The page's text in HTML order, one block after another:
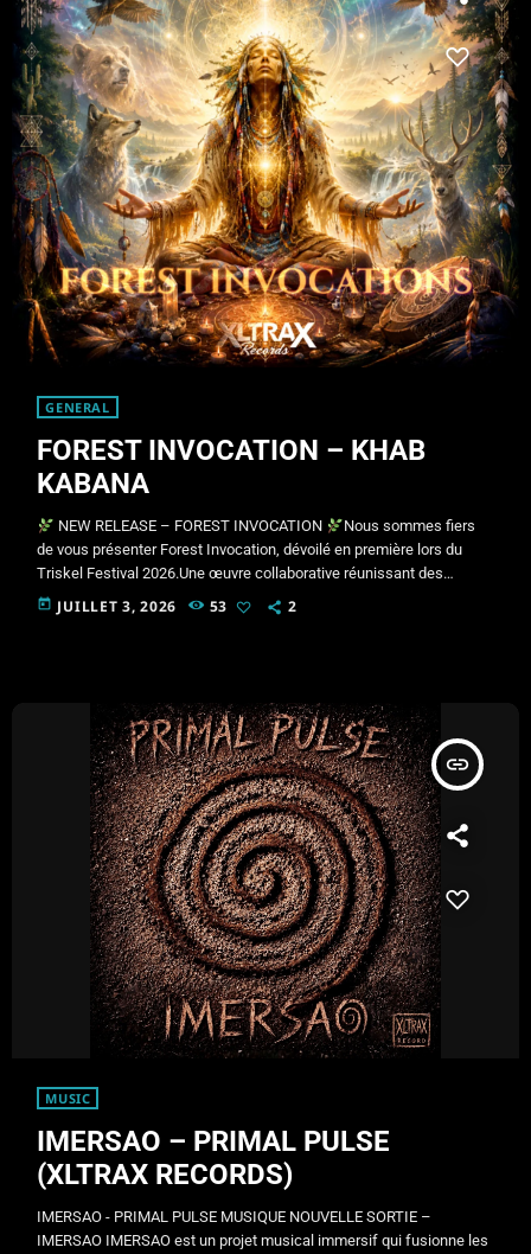
GENERAL
FOREST INVOCATION – KHAB
KABANA
NEW RELEASE – FOREST INVOCATION
Nous sommes fiers
de vous présenter Forest Invocation, dévoilé en première lors du
Triskel Festival 2026.Une œuvre collaborative réunissant des
univers artistiques uniques :
Khab Kabana
IMERSAO
Mars In RetrogradeEnsemble, nous avons créé un
personnes présentes au […]
today JUILLET 3, 2026 53 2
insert_link
MUSIC
IMERSAO – PRIMAL PULSE
(XLTRAX RECORDS)
IMERSAO - PRIMAL PULSE MUSIQUE NOUVELLE SORTIE –
IMERSAO IMERSAO est un projet musical immersif qui fusionne les